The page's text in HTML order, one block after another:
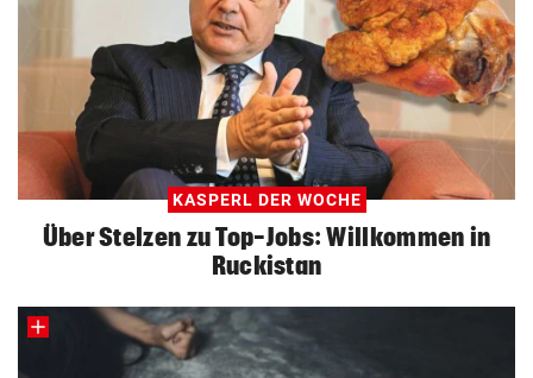
KASPERL DER WOCHE
Über Stelzen zu Top-Jobs: Willkommen in
Ruckistan